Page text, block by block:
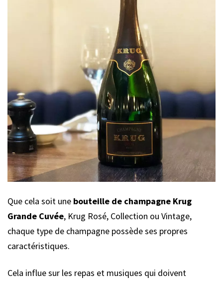
Que cela soit une bouteille de champagne Krug
Grande Cuvée, Krug Rosé, Collection ou Vintage,
chaque type de champagne possède ses propres
caractéristiques.
Cela influe sur les repas et musiques qui doivent